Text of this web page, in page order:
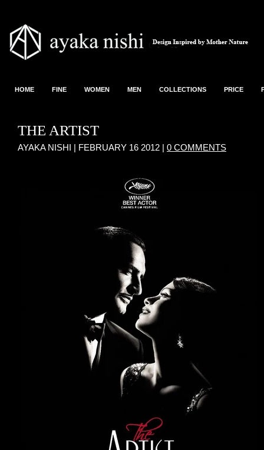
HOME FINE WOMEN MEN COLLECTIONS PRICE
THE ARTIST
AYAKA NISHI | FEBRUARY 16 2012 0 COMMENTS